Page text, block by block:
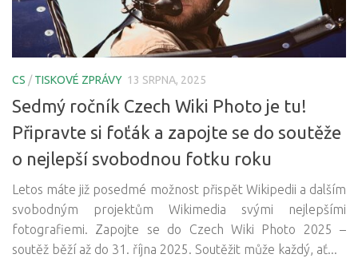
CS /TISKOVÉ ZPRÁVY 13 SRPNA, 2025
Sedmý ročník Czech Wiki Photo je tu!
Připravte si foťák a zapojte se do soutěže
o nejlepší svobodnou fotku roku
Letos máte již posedmé možnost přispět Wikipedii a dalším
svobodným projektům Wikimedia svými nejlepšími
fotografiemi. Zapojte se do Czech Wiki Photo 2025 –
soutěž běží až do 31. října 2025. Soutěžit může každý, ať...